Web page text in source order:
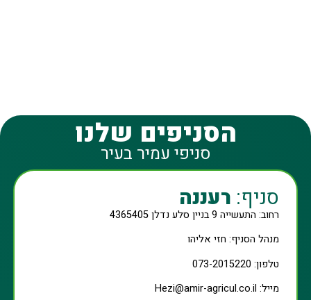
הסניפים שלנו
סניפי עמיר בעיר
סניף: רעננה
רחוב: התעשייה 9 בניין סלע נדלן 4365405
מנהל הסניף: חזי אליהו
טלפון: 073-2015220
מייל: Hezi@amir-agricul.co.il